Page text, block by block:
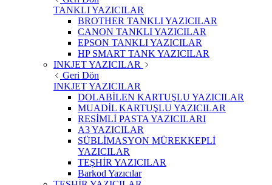
TANKLI YAZICILAR
BROTHER TANKLI YAZICILAR
CANON TANKLI YAZICILAR
EPSON TANKLI YAZICILAR
HP SMART TANK YAZICILAR
INKJET YAZICILAR
Geri Dön
INKJET YAZICILAR
DOLABİLEN KARTUŞLU YAZICILAR
MUADİL KARTUŞLU YAZICILAR
RESİMLİ PASTA YAZICILARI
A3 YAZICILAR
SÜBLİMASYON MÜREKKEPLİ
YAZICILAR
TEŞHİR YAZICILAR
Barkod Yazıcılar